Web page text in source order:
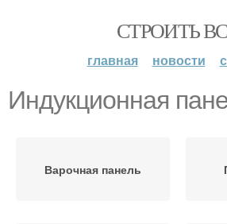
СТРОИТЬ
главная новости
Индукционная
Варочная панель